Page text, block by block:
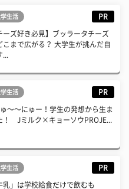
生活 PR
ーズ好き必見】ブッラータチーズ
こまで広がる？ 大学生が挑んだ自
生活 PR
〜〜にゅー！学生の発想から生ま
！ Jミルク×キョーソウPROJE...
生活 PR
乳」は学校給食だけで飲むも